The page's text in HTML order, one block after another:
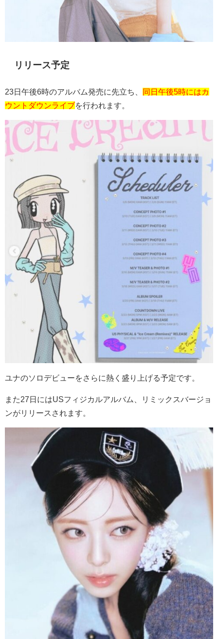
リリース予定
23日午後6時のアルバム発売に先立ち、
同日午後5時にはカ
ウントダウンライブを行われます。
ユナのソロデビューをさらに熱く盛り上げる予定です。
また27日にはUSフィジカルアルバム、リミックスバージョ
ンがリリースされます。